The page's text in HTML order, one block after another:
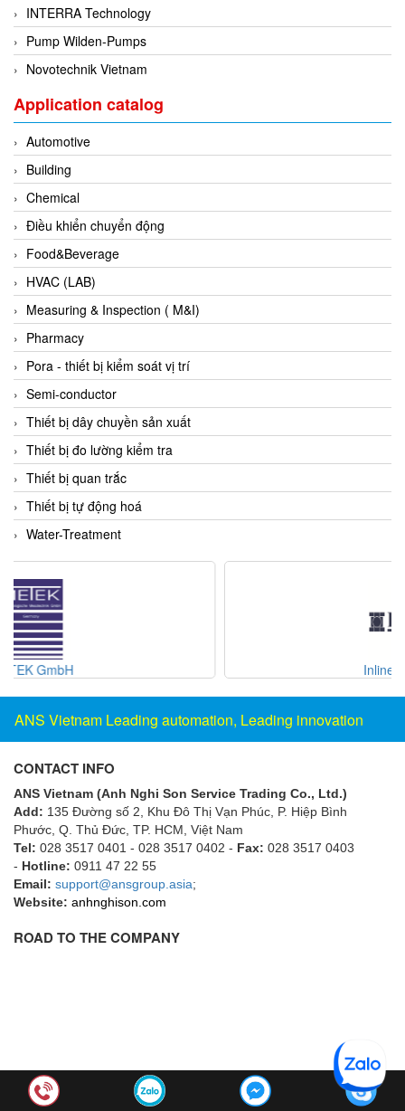
H&T Korea
Hach
HALS LUBE
Halstrup Walcher
HANMI
HANMI TECHWIN
Hans Hennig
Hanshin feeder
Hans-Schmidt
Harold G. Schaevitz Industries Vietnam
Hawe
HBC-radiomatic
HBM
Heidenhain
HEINRICHS
HELIOS GmbH/ Helios Heizelemente
Hengesbach
HENGSHUI
Hengstler
HepcoMotion
Higen motor
High pressure / SPRAGUE Vietnam
Hikmicrotech Vietnam
HILSCHER
Hima
Hima
HINOTEK Vietnam
Hioki
Hirschmann
HITEC Sensor Developments
HKC
Hodaka
Homa
HOYER
HS-Cooler
INTERRA Technology
Pump Wilden-Pumps
Novotechnik Vietnam
Application catalog
Automotive
Building
Chemical
Điều khiển chuyển động
Food&Beverage
HVAC (LAB)
Measuring & Inspection ( M&I)
Pharmacy
Pora - thiết bị kiểm soát vị trí
Semi-conductor
Thiết bị dây chuyền sản xuất
Thiết bị đo lường kiểm tra
Thiết bị quan trắc
Thiết bị tự động hoá
Water-Treatment
ANS Vietnam Leading automation, Leading innovation
CONTACT INFO
ANS Vietnam (Anh Nghi Son Service Trading Co., Ltd.)
Add: 135 Đường số 2, Khu Đô Thị Vạn Phúc, P. Hiệp Bình
Phước, Q. Thủ Đức, TP. HCM , Việt Nam
Tel: 028 3517 0401 - 028 3517 0402 - Fax: 028 3517 0403
- Hotline: 0911 47 22 55
Email: support@ansgroup.asia;
Website: anhnghison.com
ROAD TO THE COMPANY